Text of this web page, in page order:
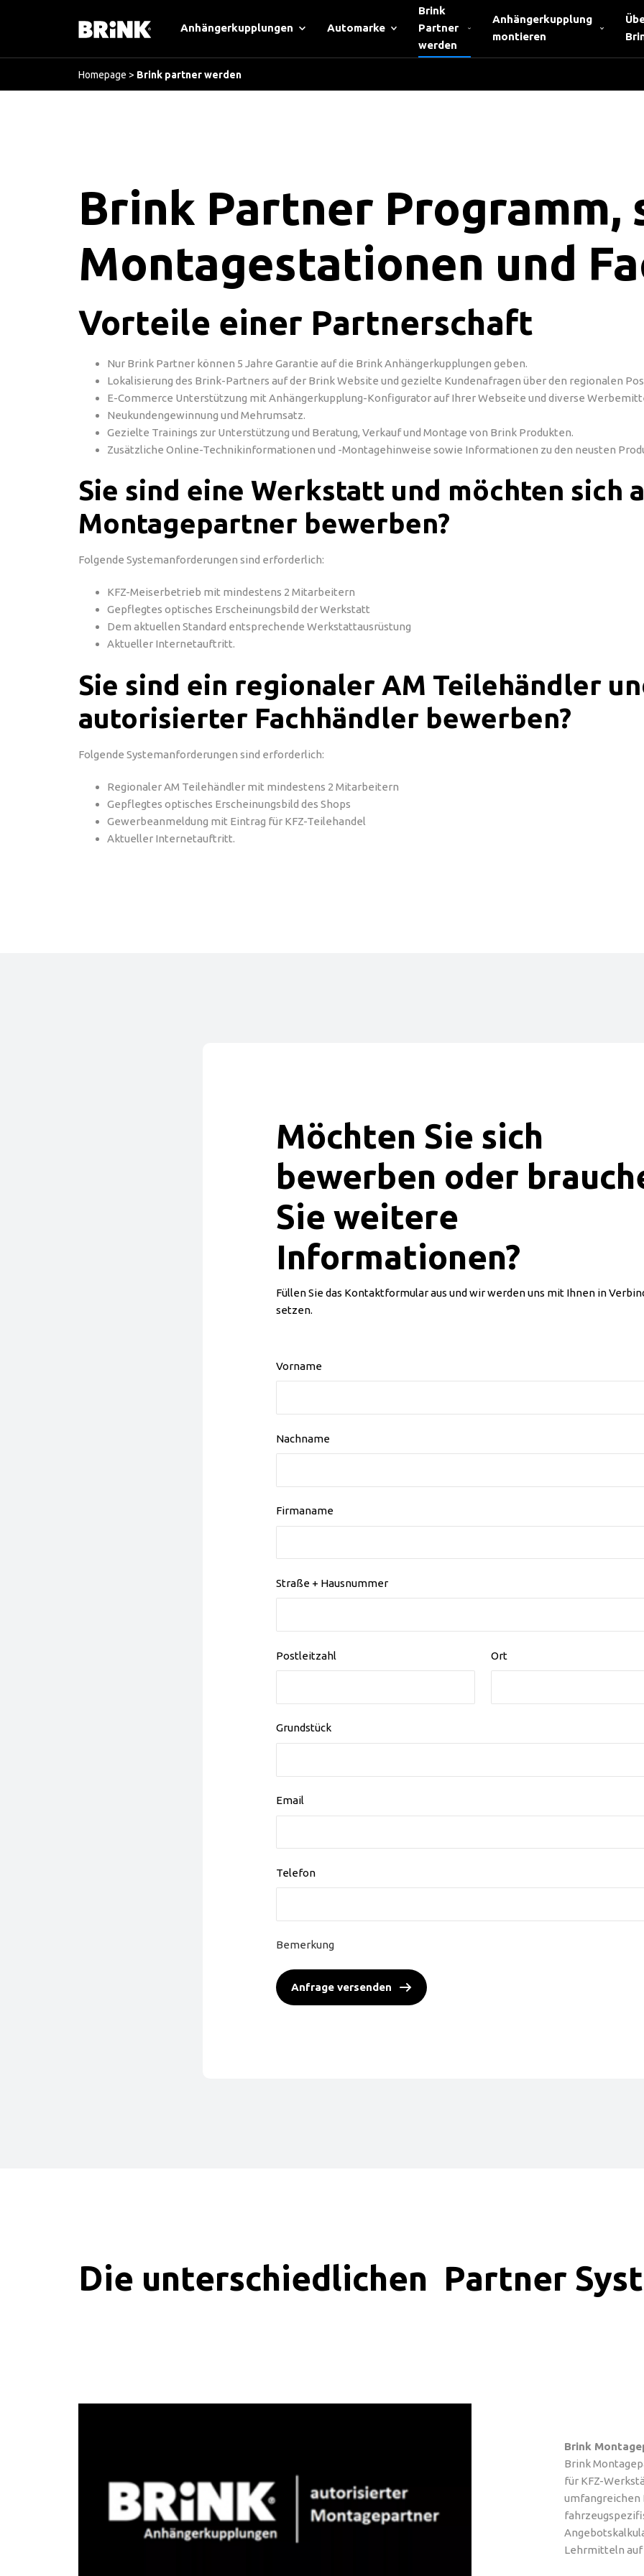
Anhängerkupplungen Automarke
Brink
Partner
werden
Anhängerkupplung
montieren
Homepage > Brink partner werden
Brink Partner
Montagestationen und
Vorteile einer Partnerschaft
Nur Brink Partner können 5 Jahre Garantie auf die Brink Anhängerkupplungen geben.
Lokalisierung des Brink-Partners auf der Brink Website und gezielte Kundenafragen über den regionalen
E-Commerce Unterstützung mit Anhängerkupplung-Konfigurator auf Ihrer Webseite und diverse
Neukundengewinnung und Mehrumsatz.
Gezielte Trainings zur Unterstützung und Beratung, Verkauf und Montage von Brink Produkten.
Zusätzliche Online-Technikinformationen und -Montagehinweise sowie Informationen zu den neusten
Sie sind eine Werkstatt und möchten sich
Montagepartner bewerben?
Folgende Systemanforderungen sind erforderlich:
KFZ-Meiserbetrieb mit mindestens 2 Mitarbeitern
Gepflegtes optisches Erscheinungsbild der Werkstatt
Dem aktuellen Standard entsprechende Werkstattausrüstung
Aktueller Internetauftritt.
Sie sind ein regionaler AM Teilehändler
autorisierter Fachhändler bewerben?
Folgende Systemanforderungen sind erforderlich:
Regionaler AM Teilehändler mit mindestens 2 Mitarbeitern
Gepflegtes optisches Erscheinungsbild des Shops
Gewerbeanmeldung mit Eintrag für KFZ-Teilehandel
Aktueller Internetauftritt.
Möchten Sie sich
bewerben oder
Sie weitere
Informationen?
Füllen Sie das Kontaktformular aus und wir werden uns mit Ihnen in
setzen.
Vorname
Nachname
Firmaname
Straße + Hausnummer
Postleitzahl Ort
Grundstück
Email
Telefon
Bemerkung
Anfrage versenden
Die unterschiedlichen Partner
Brink
Brink
für KFZ-
umfangreichen
Lehrmitteln auf